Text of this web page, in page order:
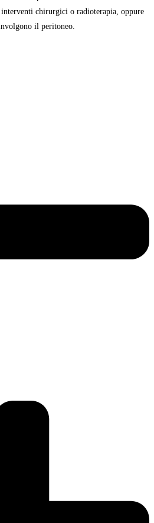
chirurgici o radioterapia, oppure
il peritoneo.